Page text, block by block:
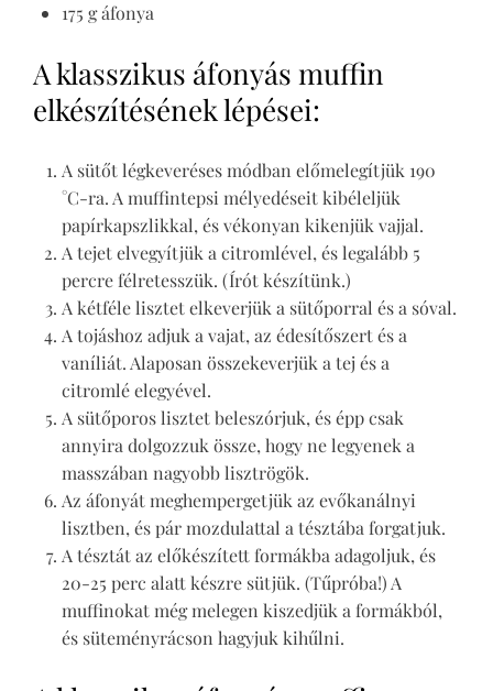
175 g áfonya
A klasszikus áfonyás muffin
elkészítésének lépései:
A sütőt légkeveréses módban előmelegítjük 190
°C-ra. A muffintepsi mélyedéseit kibéleljük
papírkapszlikkal, és vékonyan kikenjük vajjal.
A tejet elvegyítjük a citromlével, és legalább 5
percre félretesszük. (Írót készítünk.)
A kétféle lisztet elkeverjük a sütőporral és a sóval.
A tojáshoz adjuk a vajat, az édesítőszert és a
vaníliát. Alaposan összekeverjük a tej és a
citromlé elegyével.
A sütőporos lisztet beleszórjuk, és épp csak
annyira dolgozzuk össze, hogy ne legyenek a
masszában nagyobb lisztrögök.
Az áfonyát meghempergetjük az evőkanálnyi
lisztben, és pár mozdulattal a tésztába forgatjuk.
A tésztát az előkészített formákba adagoljuk, és
20-25 perc alatt készre sütjük. (Tűpróba!) A
muffinokat még melegen kiszedjük a formákból,
és süteményrácson hagyjuk kihűlni.